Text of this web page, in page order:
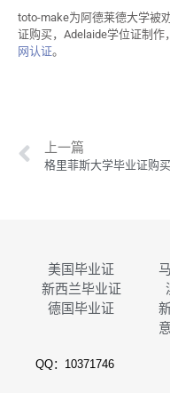
toto-make为阿德莱德大学被
证购买，Adelaide学位证制作
网认证。
上一篇
美国毕业证
新西兰毕业证
德国毕业证
QQ：10371746